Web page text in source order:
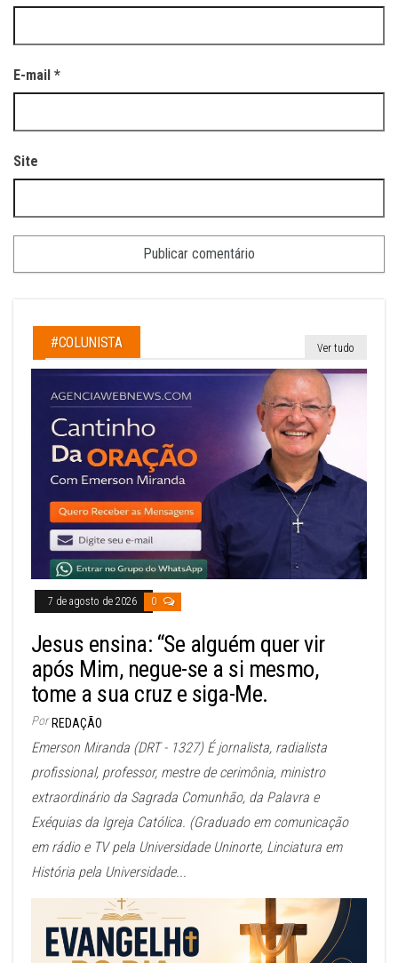
E-mail *
Site
#COLUNISTA Ver tudo
7 de agosto de 2026 0
Jesus ensina: “Se alguém quer vir
após Mim, negue-se a si mesmo,
tome a sua cruz e siga-Me.
Por REDAÇÃO
Emerson Miranda (DRT - 1327) É jornalista, radialista
profissional, professor, mestre de cerimônia, ministro
extraordinário da Sagrada Comunhão, da Palavra e
Exéquias da Igreja Católica. (Graduado em comunicação
em rádio e TV pela Universidade Uninorte, Linciatura em
História pela Universidade...